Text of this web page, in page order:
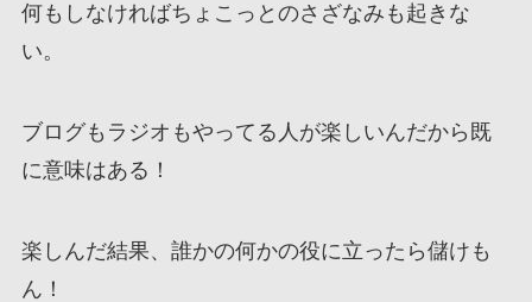
何もしなければちょこっとのさざなみも起きな
い。
ブログもラジオもやってる人が楽しいんだから既
に意味はある！
楽しんだ結果、誰かの何かの役に立ったら儲けも
ん！